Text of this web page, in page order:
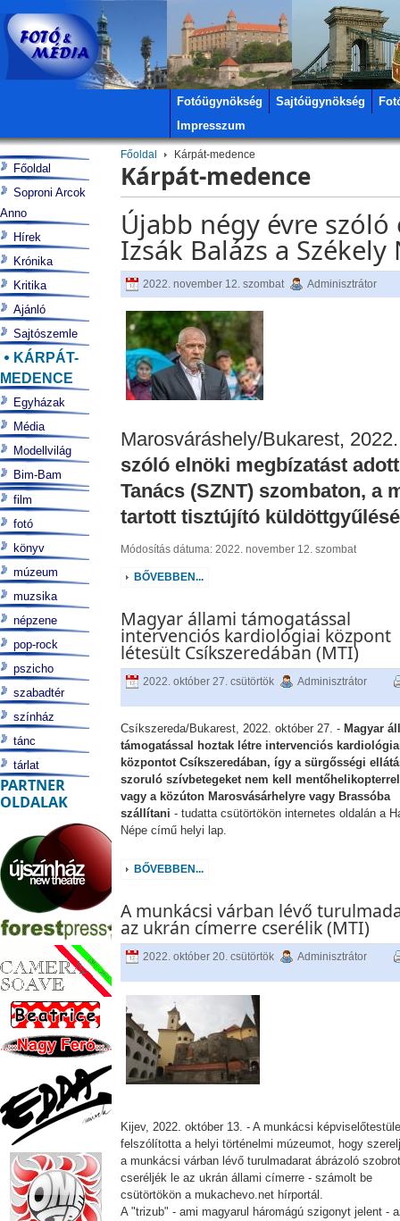
Fotóügynökség Sajtóügynökség
Impresszum
Főoldal Kárpát-medence
Kárpát-medence
Újabb négy évre
Izsák Balázs a
2022. november 12. szombat Adminisztrátor
Marosváráshely/Bukarest,
szóló elnöki megbízatást
Tanács (SZNT) szombaton, a
tartott tisztújító
Módosítás dátuma: 2022. november 12. szombat
BŐVEBBEN...
Magyar állami támogatással
intervenciós kardiológiai központ
létesült Csíkszeredában (MTI)
2022. október 27. csütörtök Adminisztrátor
Csíkszereda/Bukarest, 2022. október 27. - Magyar
támogatással hoztak létre intervenciós
központot Csíkszeredában, így a sürgősségi
szoruló szívbetegeket nem kell mentőhelikopterrel
vagy a közúton Marosvásárhelyre vagy Brassóba
szállítani - tudatta csütörtökön internetes oldalán a
Népe című helyi lap.
BŐVEBBEN...
A munkácsi várban lévő
az ukrán címerre cserélik (MTI)
2022. október 20. csütörtök Adminisztrátor
Kijev, 2022. október 13. - A munkácsi
felszólította a helyi történelmi múzeumot, hogy
a munkácsi várban lévő turulmadarat ábrázoló
cseréljék le az ukrán állami címerre - számolt be
csütörtökön a mukachevo.net hírportál.
A "trizub" - ami magyarul háromágú szigonyt jelent -
Főoldal
Soproni Arcok
Anno
Hírek
Krónika
Kritika
Ajánló
Sajtószemle
KÁRPÁT-
MEDENCE
Egyházak
Média
Modellvilág
Bim-Bam
film
fotó
könyv
múzeum
muzsika
népzene
pop-rock
pszicho
szabadtér
színház
tánc
tárlat
PARTNER
OLDALAK